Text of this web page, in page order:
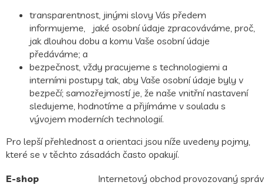
transparentnost, jinými slovy Vás předem
informujeme, jaké osobní údaje zpracováváme, proč,
jak dlouhou dobu a komu Vaše osobní údaje
předáváme; a
bezpečnost , vždy pracujeme s technologiemi a
interními postupy tak, aby Vaše osobní údaje byly v
bezpečí; samozřejmostí je, že naše vnitřní nastavení
sledujeme, hodnotíme a přijímáme v souladu s
vývojem moderních technologií.
Pro lepší přehlednost a orientaci jsou níže uvedeny pojmy,
které se v těchto zásadách často opakují.
E-shop Internetový obchod provozovaný